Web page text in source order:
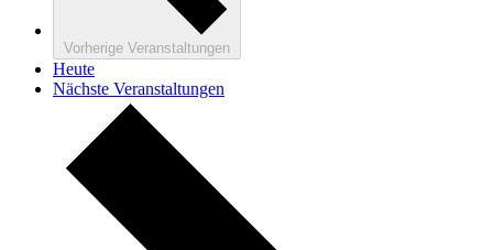
Vorherige Veranstaltungen
Heute
Nächste Veranstaltungen